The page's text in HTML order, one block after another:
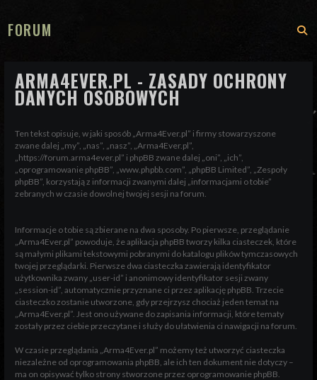
FORUM
ARMA4EVER.PL - ZASADY OCHRONY
DANYCH OSOBOWYCH
Ten tekst opisuje, w jaki sposób „Arma4Ever.pl” i firmy stowarzyszone
zwane dalej „my”, „nas”, „nasz”, „Arma4Ever.pl”,
„https://forum.arma4ever.pl” i phpBB zwane dalej „oni”, „ich”,
„oprogramowanie phpBB”, „www.phpbb.com”, „phpBB Limited”, „Zespoły
phpBB”, korzystają z informacji zwanymi dalej „informacjami o tobie”
zebranych w czasie dowolnej twojej sesji na forum.
Informacje o tobie są zbierane na dwa sposoby. Po pierwsze, przeglądanie
„Arma4Ever.pl” powoduje, że aplikacja phpBB tworzy kilka ciasteczek, które
są małymi plikami tekstowymi pobranymi do katalogu plików tymczasowych
twojej przeglądarki. Pierwsze dwa ciasteczka zawierają identyfikator
użytkownika zwany „user-id” i anonimowy identyfikator sesji zwany
„session-id”, automatycznie przyznane ci przez aplikację phpBB. Trzecie
ciasteczko zostanie utworzone, gdy przejrzysz chociaż jeden temat na
„Arma4Ever.pl”. Jest ono używane do zapisania informacji, które tematy
zostały przez ciebie przeczytane i służy do ułatwienia ci nawigacji na forum.
W czasie przeglądania „Arma4Ever.pl” możemy też utworzyć ciasteczka
niezależne od oprogramowania phpBB, ale ich ten dokument nie dotyczy –
ma on opisywać tylko strony stworzone przez oprogramowanie phpBB.